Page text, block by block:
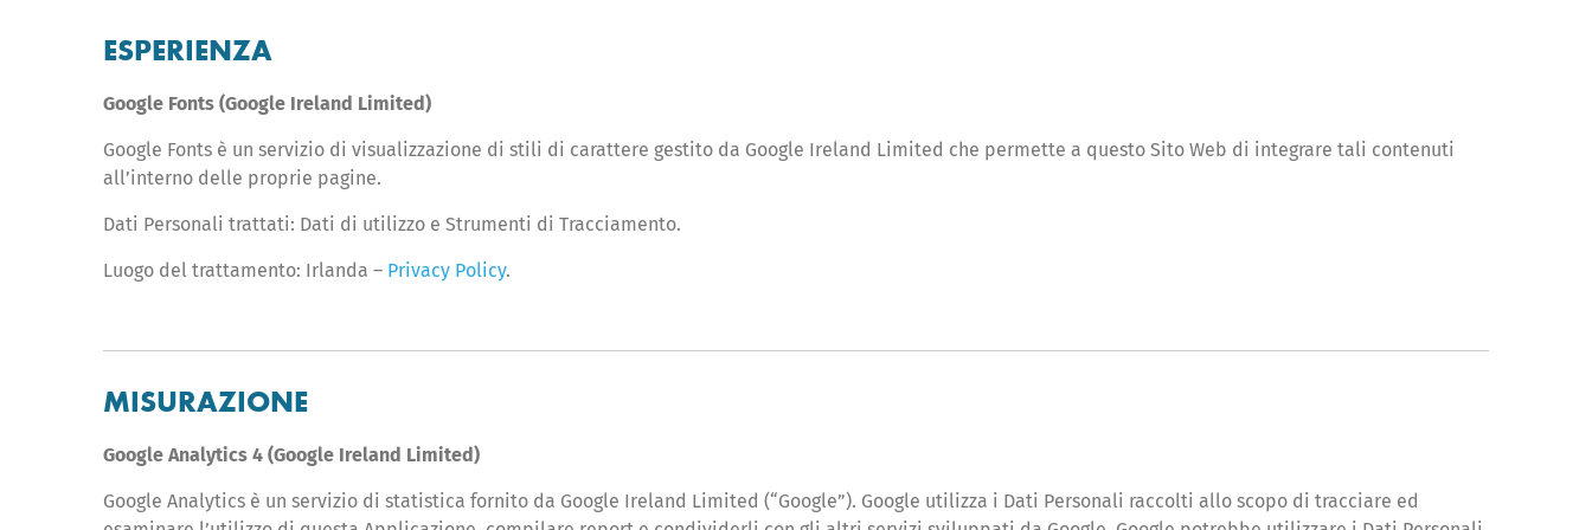
ESPERIENZA
Google Fonts (Google Ireland Limited)
Google Fonts è un servizio di visualizzazione di stili di carattere gestito da Google Ireland Limited che permette a questo Sito Web di integrare tali contenuti
all’interno delle proprie pagine.
Dati Personali trattati: Dati di utilizzo e Strumenti di Tracciamento.
Luogo del trattamento: Irlanda – Privacy Policy.
MISURAZIONE
Google Analytics 4 (Google Ireland Limited)
Google Analytics è un servizio di statistica fornito da Google Ireland Limited (“Google”). Google utilizza i Dati Personali raccolti allo scopo di tracciare ed